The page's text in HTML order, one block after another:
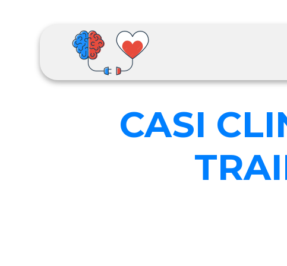
CASI